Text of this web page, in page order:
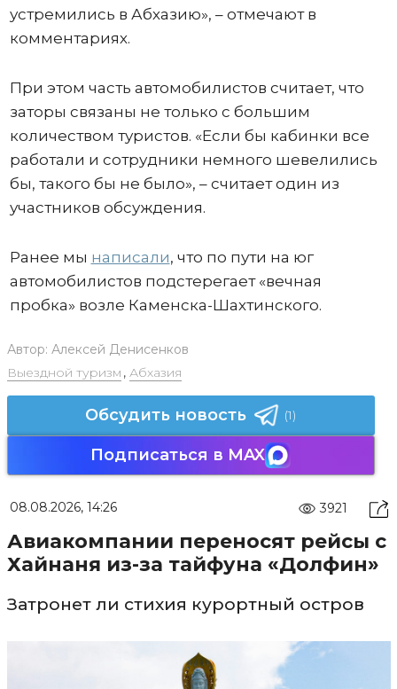
устремились в Абхазию», – отмечают в
комментариях.
При этом часть автомобилистов считает, что
заторы связаны не только с большим
количеством туристов. «Если бы кабинки все
работали и сотрудники немного шевелились
бы, такого бы не было», – считает один из
участников обсуждения.
Ранее мы написали, что по пути на юг
автомобилистов подстерегает «вечная
пробка» возле Каменска-Шахтинского.
Автор: Алексей Денисенков
Выездной туризм , Абхазия
Обсудить новость (1)
Подписаться в MAX
08.08.2026, 14:26 3921
Авиакомпании переносят рейсы с
Хайнаня из-за тайфуна «Долфин»
Затронет ли стихия курортный остров